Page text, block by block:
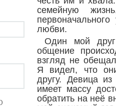
семейную
любви.
Один мой
общение
взгляд не
Я видел, что
другу. Девица
имеет массу
обратить на неё